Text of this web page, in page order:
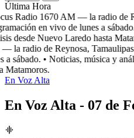
Última Hora
Radio 1670 AM — la radio de
en vivo de lunes a sábado.
desde Nuevo Laredo hasta
la radio de Reynosa, Tamaulipas.
a sábado. • Noticias, música y
Matamoros.
En Voz Alta
En Voz Alta - 07 de